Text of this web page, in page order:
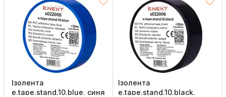
Ізолента
e.tape.stand.10.blue, синя
Ізолента
e.tape.stand.10.black,